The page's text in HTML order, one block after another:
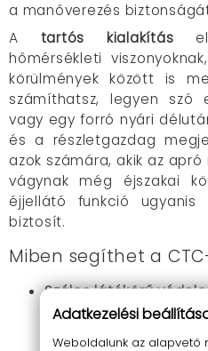
a manőverezés
A tartós kialakítás
hőmérsékleti
körülmények között is
számíthatsz, legyen
vagy egy forró nyári
és a részletgazdag
azok számára, akik az
vágynak még éjszakai
éjjellátó funkció
biztosít.
Miben segíthet a
Széles látókörű
lefedi a karosszéria
Adatkezelési
Weboldalunk az alapvető